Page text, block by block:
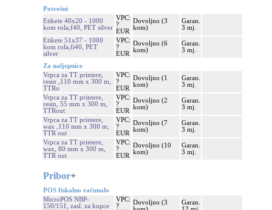
Potrošni
Etikete 40x20 - 1000
kom rola,f40, PET silver
VPC:
?
EUR
Dovoljno (3
kom)
Garan.
3 mj.
Etikete 51x37 - 1000
kom rola,fi40, PET
silver
VPC:
?
EUR
Dovoljno (6
kom)
Garan.
3 mj.
Za naljepnice
Vrpca za TT printere,
resin ,110 mm x 300 m,
TTRo
VPC:
?
EUR
Dovoljno (1
kom)
Garan.
3 mj.
Vrpca za TT printere,
resin, 55 mm x 300 m,
TTRout
VPC:
?
EUR
Dovoljno (2
kom)
Garan.
3 mj.
Vrpca za TT printere,
wax ,110 mm x 300 m,
TTR out
VPC:
?
EUR
Dovoljno (7
kom)
Garan.
3 mj.
Vrpca za TT printere,
wax, 80 mm x 300 m,
TTR out
VPC:
?
EUR
Dovoljno (10
kom)
Garan.
3 mj.
Pribor+
POS fiskalno računalo
MicroPOS NBP-
150/151, zasl. za kupce
VPC:
?
Dovoljno (3
Garan.